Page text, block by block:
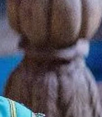
ชุมสภาผู้แทนรา
าธิการได้ส่งราย
าระเรื่องที่กรรม
งเรื่องนี้กลับออ